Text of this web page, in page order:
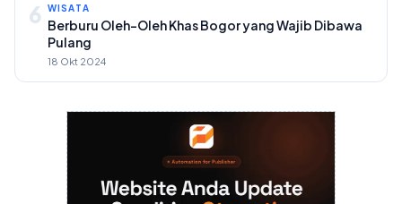
6 WISATA
Berburu Oleh-Oleh Khas Bogor yang Wajib Dibawa
Pulang
18 Okt 2024